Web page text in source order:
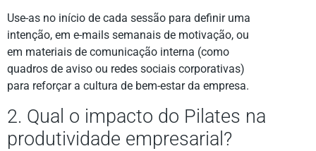
Use-as no início de cada sessão para definir uma
intenção, em e-mails semanais de motivação, ou
em materiais de comunicação interna (como
quadros de aviso ou redes sociais corporativas)
para reforçar a cultura de bem-estar da empresa.
2. Qual o impacto do Pilates na
produtividade empresarial?